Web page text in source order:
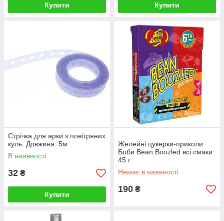
Купити Купити
Стрічка для арки з повітряних
куль. Довжина: 5м
В наявності
32 ₴
Купити
Желейні цукерки-приколи.
Боби Bean Boozled всі смаки
45 г
Немає в наявності
190 ₴